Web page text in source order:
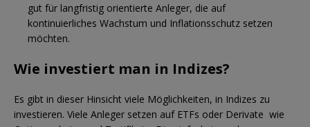
gut für langfristig orientierte Anleger, die auf
kontinuierliches Wachstum und Inflationsschutz setzen
möchten.
Wie investiert man in Indizes?
Es gibt in dieser Hinsicht viele Möglichkeiten, in Indizes zu
investieren. Viele Anleger setzen auf ETFs oder Derivate wie